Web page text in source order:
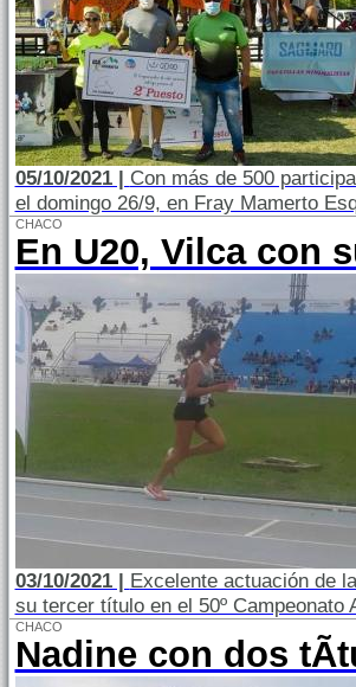
05/10/2021 | Con más de 500
el domingo 26/9, en Fray Mamerto
CHACO
En U20, Vilca con
03/10/2021 | Excelente actuación de
su tercer título en el 50º
CHACO
Nadine con dos